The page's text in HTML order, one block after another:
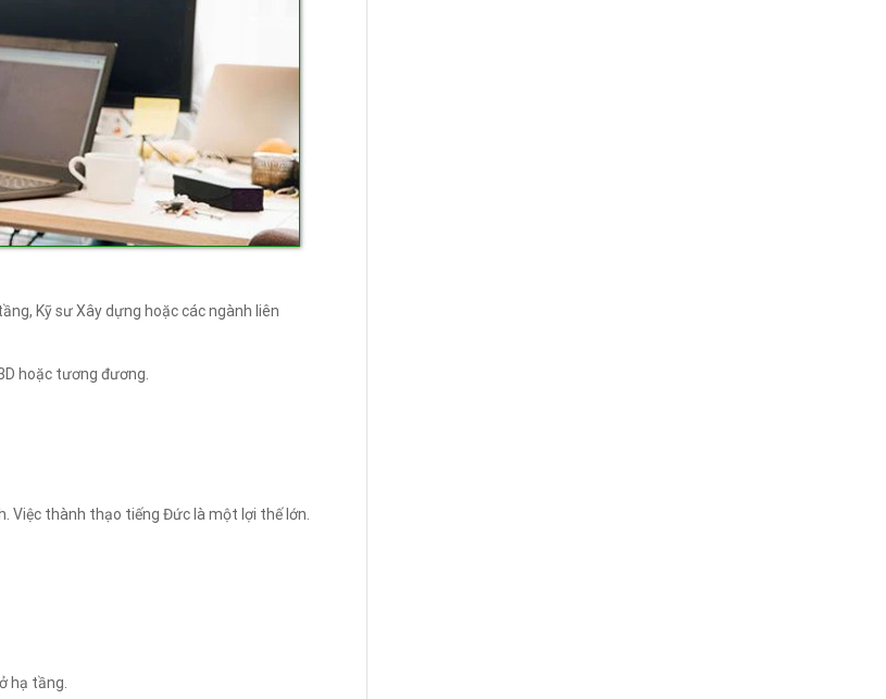
Kỹ sư Xây dựng hoặc các ngành liên
hoặc tương đương.
Việc thành thạo tiếng Đức là một lợi thế lớn.
hạ tầng.